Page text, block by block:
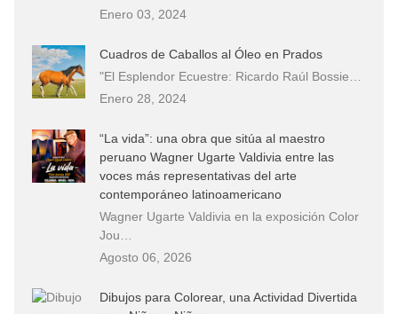
Enero 03, 2024
Cuadros de Caballos al Óleo en Prados
"El Esplendor Ecuestre: Ricardo Raúl Bossie…
Enero 28, 2024
“La vida”: una obra que sitúa al maestro
peruano Wagner Ugarte Valdivia entre las
voces más representativas del arte
contemporáneo latinoamericano
Wagner Ugarte Valdivia en la exposición Color
Jou…
Agosto 06, 2026
Dibujos para Colorear, una Actividad Divertida